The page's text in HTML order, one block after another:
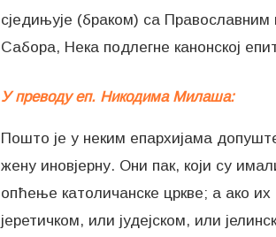
сједињује (браком) са
Сабора, Нека подлегне канонској
У преводу еп. Никодима Милаша:
Пошто је у неким епархијама
жену иновјерну. Они пак, који су
опћење католичанске цркве; а ако их
јеретичком, или јудејском, или